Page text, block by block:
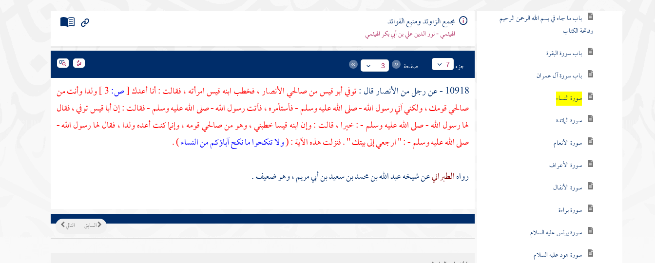
باب ما جاء في بسم الله الرحمن الرحيم
وفاتحة الكتاب
باب سورة البقرة
باب سورة آل عمران
سورة النساء
سورة المائدة
سورة الأنعام
سورة الأعراف
سورة الأنفال
سورة براءة
سورة يونس عليه السلام
سورة هود عليه السلام
مجمع الزاوئد ومنبع الفوائد
الهيثمي - نور الدين علي بن أبي بكر الهيثمي
جزء 7 صفحة 3
10918 - عن رجل من الأنصارقال :توفيأبو قيسمن صالحيالأنصار، فخطب ابنهقيسامرأته ، فقالت : أنا أعدك[ص:
ولدا وأنت من
صالحي قومك ، ولكني آتي رسول الله - صلى الله عليه وسلم - فأستأمره ، فأتت رسول الله - صلى الله عليه وسلم - فقالت : إنأبا قيستوفي ، فقال
لها رسول الله - صلى الله عليه وسلم - : خيرا ، قالت : وإن ابنهقيساخطبني ، وهو من صالحي قومه ، وإنما كنت أعده ولدا ، فقال لها رسول الله -
صلى الله عليه وسلم - : " ارجعي إلى بيتك " . فنزلت هذه الآية : (ولا تنكحوا ما نكح آباؤكم من النساء) .
رواهالطبرانيعن شيخهعبد الله بن محمد بن سعيد بن أبي مريم، وهو ضعيف .
التالي السابق